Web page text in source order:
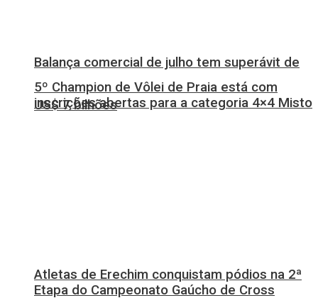
Balança comercial de julho tem superávit de
US$ 7 bilhões
5º Champion de Vôlei de Praia está com
inscrições abertas para a categoria 4×4 Misto
Atletas de Erechim conquistam pódios na 2ª
Etapa do Campeonato Gaúcho de Cross